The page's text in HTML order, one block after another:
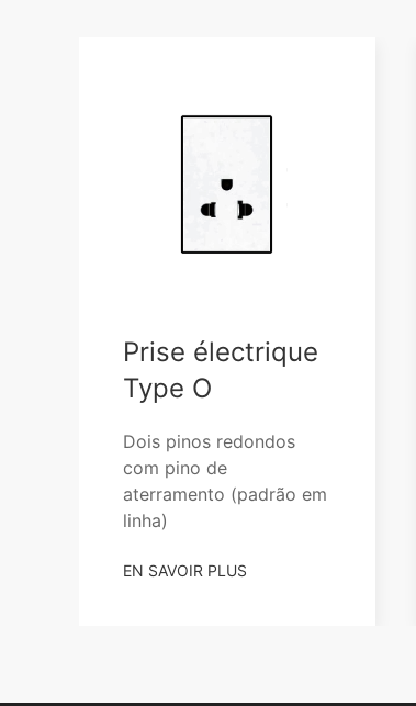
Prise électrique
Type O
Dois pinos redondos
com pino de
aterramento (padrão em
linha)
EN SAVOIR PLUS